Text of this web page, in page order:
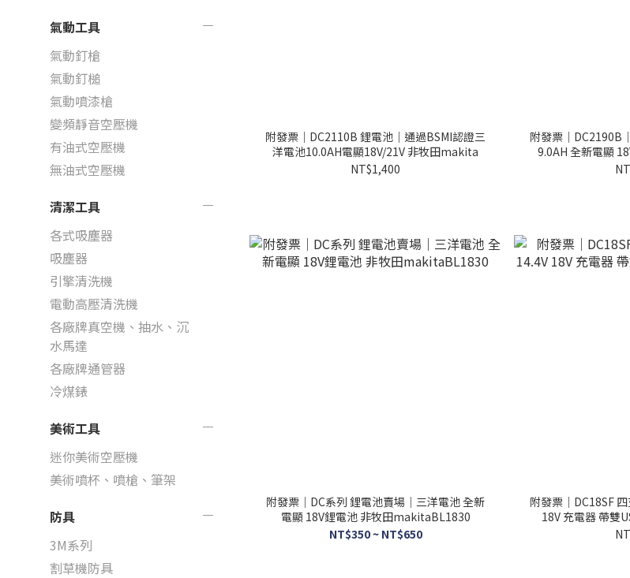
氣動工具
氣動釘槍
氣動釘槌
氣動噴漆槍
變頻靜音空壓機
有油式空壓機
無油式空壓機
清潔工具
各式吸塵器
吸塵器
引擎清洗機
電動高壓清洗機
各廠牌真空機、抽水、沉
水馬達
各廠牌通管器
冷煤錶
美術工具
迷你美術空壓機
美術噴杯、噴槍、筆架
防具
3M系列
割草機防具
附發票｜DC2110B 鋰電池｜通過BSMI認證三
洋電池10.0AH電顯18V/21V 非牧田makita
NT$1,400
附發票｜DC2190B
9.0AH 全新電顯
附發票｜DC系列 鋰電池賣場｜三洋電池 全新
電顯 18V鋰電池 非牧田makitaBL1830
NT$350 ~ NT$650
附發票｜DC18SF
18V 充電器 帶雙